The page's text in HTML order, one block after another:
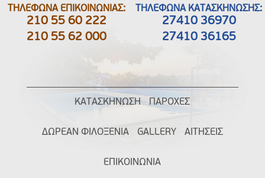
ΤΗΛΕΦΩΝΑ ΕΠΙΚΟΙΝΩΝΙΑΣ:
210 55 60 222
210 55 62 000
ΤΗΛΕΦΩΝΑ ΚΑΤΑΣΚΗΝΩΣΗΣ:
27410 36970
27410 36165
ΚΑΤΑΣΚΗΝΩΣΗ ΠΑΡΟΧΕΣ
ΔΩΡΕΑΝ ΦΙΛΟΞΕΝΙΑ GALLERY ΑΙΤΗΣΕΙΣ
ΕΠΙΚΟΙΝΩΝΙΑ